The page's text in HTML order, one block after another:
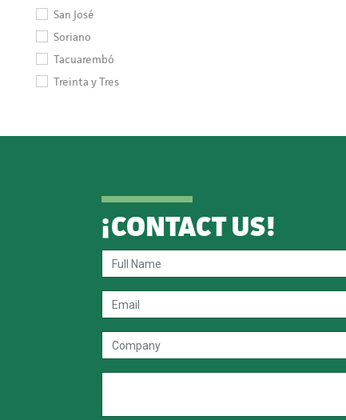
San José
Soriano
Tacuarembó
Treinta y Tres
¡CONTACT US!